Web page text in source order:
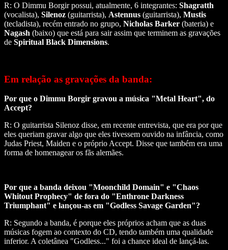
R: O Dimmu Borgir possui, atualmente, 6 integrantes: Shagratth
(vocalista), Silenoz (guitarrista), Astennus (guitarrista), Mustis
(tecladista), recém entrado no grupo, Nicholas Barker (bateria) e
Nagash (baixo) que está para sair assim que terminem as gravações
de Spiritual Black Dimensions.
Em relação as gravações da banda:
Por que o Dimmu Borgir gravou a música "Metal Heart", do
Accept?
R: O guitarrista Silenoz disse, em recente entrevista, que era por que
eles queriam gravar algo que eles tivessem ouvido na infância, como
Judas Priest, Maiden e o próprio Accept. Disse que também era uma
forma de homenagear os fãs alemães.
Por que a banda deixou "Moonchild Domain" e "Chaos
Whitout Prophecy" de fora do "Enthrone Darkness
Triumphant" e lançou-as em "Godless Savage Garden"?
R: Segundo a banda, é porque eles próprios acham que as duas
músicas fogem ao contexto do CD, tendo também uma qualidade
inferior. A coletânea "Godless..." foi a chance ideal de lançá-las.